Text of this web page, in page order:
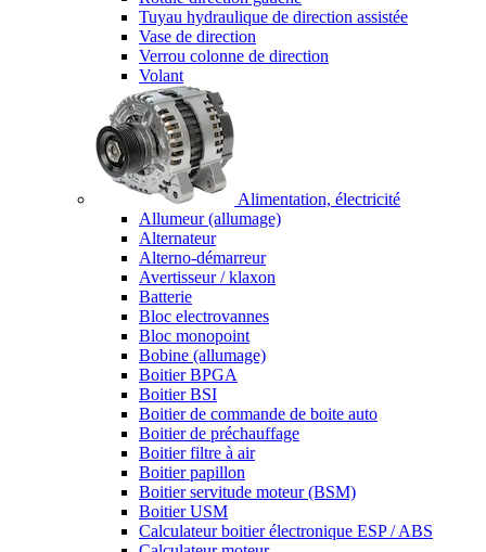
Tuyau hydraulique de direction assistée
Vase de direction
Verrou colonne de direction
Volant
Alimentation, électricité
Allumeur (allumage)
Alternateur
Alterno-démarreur
Avertisseur / klaxon
Batterie
Bloc electrovannes
Bloc monopoint
Bobine (allumage)
Boitier BPGA
Boitier BSI
Boitier de commande de boite auto
Boitier de préchauffage
Boitier filtre à air
Boitier papillon
Boitier servitude moteur (BSM)
Boitier USM
Calculateur boitier électronique ESP / ABS